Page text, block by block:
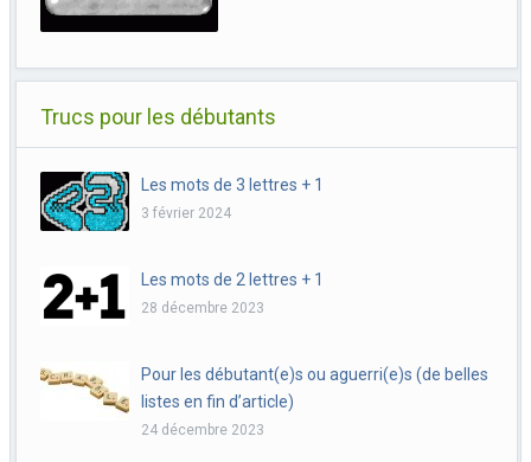
Trucs pour les débutants
Les mots de 3 lettres + 1
3 février 2024
Les mots de 2 lettres + 1
28 décembre 2023
Pour les débutant(e)s ou aguerri(e)s (de belles
listes en fin d’article)
24 décembre 2023